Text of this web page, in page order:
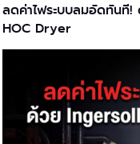
ลดค่าไฟระบบลมอัดทันที
HOC Dryer